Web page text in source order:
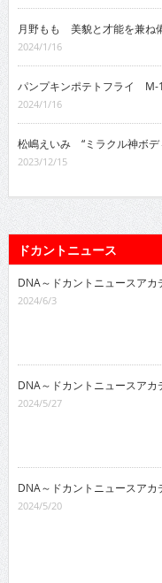
月野もも 美貌と才能を兼ね
2024/1/16
パンプキンポテトフライ M-
2024/1/16
松嶋えいみ “ミラクル神ボデ
2023/12/15
ドカントニュース
DNA～ドカントニュースア
2024/6/3
DNA～ドカントニュースア
2024/5/27
DNA～ドカントニュースア
2024/5/20